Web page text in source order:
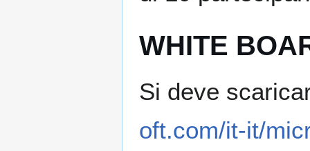
WHITE
Si deve
oft.com/it-it/